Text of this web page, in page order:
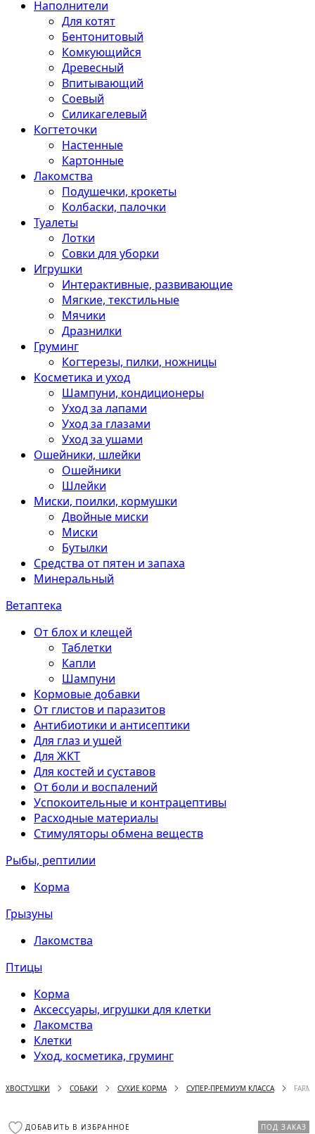
Наполнители
Для котят
Бентонитовый
Комкующийся
Древесный
Впитывающий
Соевый
Силикагелевый
Когтеточки
Настенные
Картонные
Лакомства
Подушечки, крокеты
Колбаски, палочки
Туалеты
Лотки
Совки для уборки
Игрушки
Интерактивные, развивающие
Мягкие, текстильные
Мячики
Дразнилки
Груминг
Когтерезы, пилки, ножницы
Косметика и уход
Шампуни, кондиционеры
Уход за лапами
Уход за глазами
Уход за ушами
Ошейники, шлейки
Ошейники
Шлейки
Миски, поилки, кормушки
Двойные миски
Миски
Бутылки
Средства от пятен и запаха
Минеральный
Ветаптека
От блох и клещей
Таблетки
Капли
Шампуни
Кормовые добавки
От глистов и паразитов
Антибиотики и антисептики
Для глаз и ушей
Для ЖКТ
Для костей и суставов
От боли и воспалений
Успокоительные и контрацептивы
Расходные материалы
Стимуляторы обмена веществ
Рыбы, рептилии
Корма
Грызуны
Лакомства
Птицы
Корма
Аксессуары, игрушки для клетки
Лакомства
Клетки
Уход, косметика, груминг
ХВОСТУШКИ СОБАКИ СУХИЕ КОРМА СУПЕР-ПРЕМИУМ КЛАССА
ДОБАВИТЬ В ИЗБРАННОЕ ПОД ЗАКАЗ